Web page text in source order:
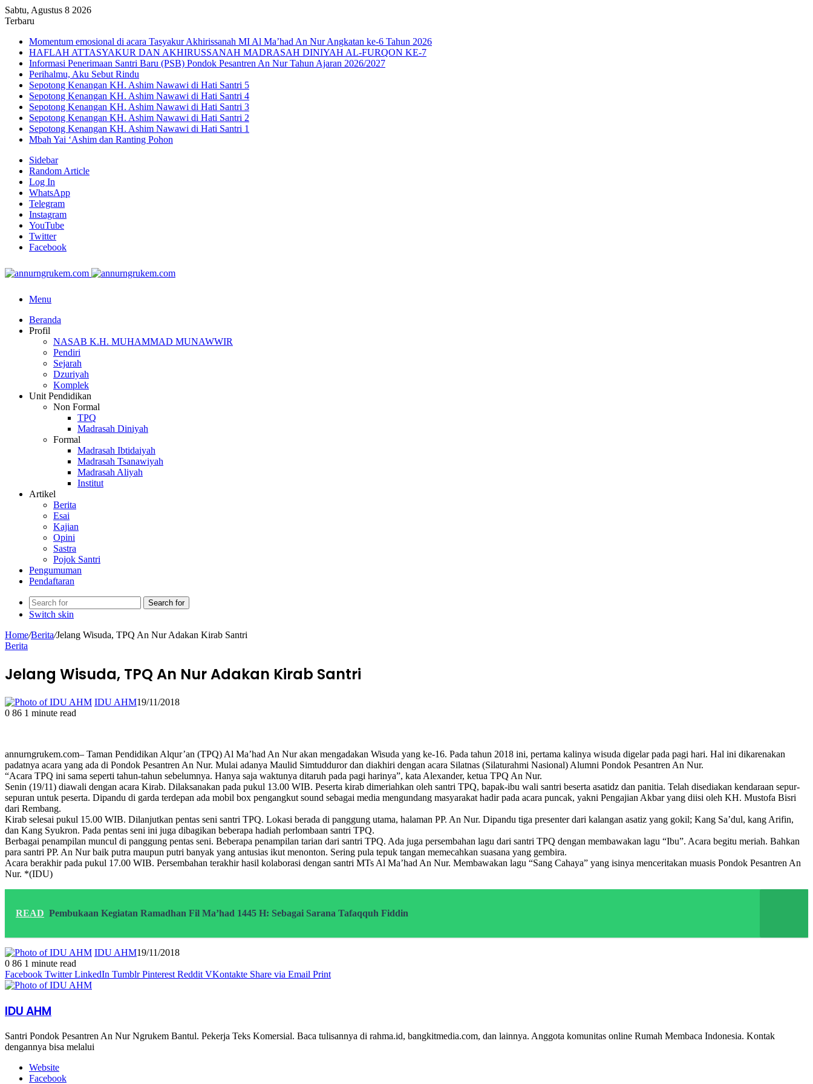
Sabtu, Agustus 8 2026
Terbaru
Momentum emosional di acara Tasyakur Akhirissanah MI Al Ma’had An Nur Angkatan ke-6 Tahun 2026
HAFLAH ATTASYAKUR DAN AKHIRUSSANAH MADRASAH DINIYAH AL-FURQON KE-7
Informasi Penerimaan Santri Baru (PSB) Pondok Pesantren An Nur Tahun Ajaran 2026/2027
Perihalmu, Aku Sebut Rindu
Sepotong Kenangan KH. Ashim Nawawi di Hati Santri 5
Sepotong Kenangan KH. Ashim Nawawi di Hati Santri 4
Sepotong Kenangan KH. Ashim Nawawi di Hati Santri 3
Sepotong Kenangan KH. Ashim Nawawi di Hati Santri 2
Sepotong Kenangan KH. Ashim Nawawi di Hati Santri 1
Mbah Yai ‘Ashim dan Ranting Pohon
Sidebar
Random Article
Log In
WhatsApp
Telegram
Instagram
YouTube
Twitter
Facebook
Menu
Beranda
Profil
NASAB K.H. MUHAMMAD MUNAWWIR
Pendiri
Sejarah
Dzuriyah
Komplek
Unit Pendidikan
Non Formal
TPQ
Madrasah Diniyah
Formal
Madrasah Ibtidaiyah
Madrasah Tsanawiyah
Madrasah Aliyah
Institut
Artikel
Berita
Esai
Kajian
Opini
Sastra
Pojok Santri
Pengumuman
Pendaftaran
Search for
Switch skin
Home/Berita/Jelang Wisuda, TPQ An Nur Adakan Kirab Santri
Berita
Jelang Wisuda, TPQ An Nur Adakan Kirab Santri
IDU AHM19/11/2018
0 86 1 minute read
annurngrukem.com– Taman Pendidikan Alqur’an (TPQ) Al Ma’had An Nur akan mengadakan Wisuda yang ke-16. Pada tahun 2018 ini, pertama kalinya wisuda digelar pada pagi hari. Hal ini dikarenakan
padatnya acara yang ada di Pondok Pesantren An Nur. Mulai adanya Maulid Simtudduror dan diakhiri dengan acara Silatnas (Silaturahmi Nasional) Alumni Pondok Pesantren An Nur.
“Acara TPQ ini sama seperti tahun-tahun sebelumnya. Hanya saja waktunya ditaruh pada pagi harinya”, kata Alexander, ketua TPQ An Nur.
Senin (19/11) diawali dengan acara Kirab. Dilaksanakan pada pukul 13.00 WIB. Peserta kirab dimeriahkan oleh santri TPQ, bapak-ibu wali santri beserta asatidz dan panitia. Telah disediakan kendaraan sepur-
sepuran untuk peserta. Dipandu di garda terdepan ada mobil box pengangkut sound sebagai media mengundang masyarakat hadir pada acara puncak, yakni Pengajian Akbar yang diisi oleh KH. Mustofa Bisri
dari Rembang.
Kirab selesai pukul 15.00 WIB. Dilanjutkan pentas seni santri TPQ. Lokasi berada di panggung utama, halaman PP. An Nur. Dipandu tiga presenter dari kalangan asatiz yang gokil; Kang Sa’dul, kang Arifin,
dan Kang Syukron. Pada pentas seni ini juga dibagikan beberapa hadiah perlombaan santri TPQ.
Berbagai penampilan muncul di panggung pentas seni. Beberapa penampilan tarian dari santri TPQ. Ada juga persembahan lagu dari santri TPQ dengan membawakan lagu “Ibu”. Acara begitu meriah. Bahkan
para santri PP. An Nur baik putra maupun putri banyak yang antusias ikut menonton. Sering pula tepuk tangan memecahkan suasana yang gembira.
Acara berakhir pada pukul 17.00 WIB. Persembahan terakhir hasil kolaborasi dengan santri MTs Al Ma’had An Nur. Membawakan lagu “Sang Cahaya” yang isinya menceritakan muasis Pondok Pesantren An
Nur. *(IDU)
READ Pembukaan Kegiatan Ramadhan Fil Ma’had 1445 H: Sebagai Sarana Tafaqquh Fiddin
IDU AHM19/11/2018
0 86 1 minute read
Facebook Twitter LinkedIn Tumblr Pinterest Reddit VKontakte Share via Email Print
IDU AHM
Santri Pondok Pesantren An Nur Ngrukem Bantul. Pekerja Teks Komersial. Baca tulisannya di rahma.id, bangkitmedia.com, dan lainnya. Anggota komunitas online Rumah Membaca Indonesia. Kontak
dengannya bisa melalui
Website
Facebook